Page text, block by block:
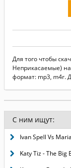
Для того чтобы
Неприкасаемые)
формат: mp3, m4r.
С ним ищут:
Ivan Spell Vs
Katy Tiz - The